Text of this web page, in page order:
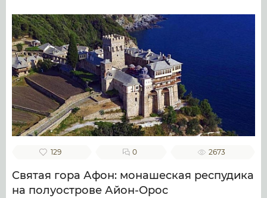
129 0 2673
Святая гора Афон: монашеская респудика
на полуострове Айон-Орос